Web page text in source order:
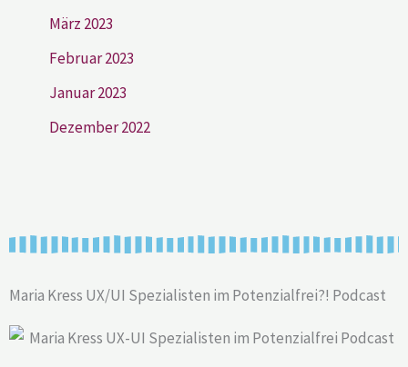
März 2023
Februar 2023
Januar 2023
Dezember 2022
Maria Kress UX/UI Spezialisten im Potenzialfrei?! Podcast